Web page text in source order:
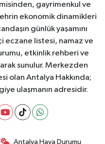
gayrimenkul ve
ekonomik dinamikleri
günlük yaşamını
eczane listesi, namaz ve
etkinlik rehberi ve
sunulur. Merkezden
olan Antalya Hakkında;
ulaşmanın adresidir.
Antalya Hava Durumu